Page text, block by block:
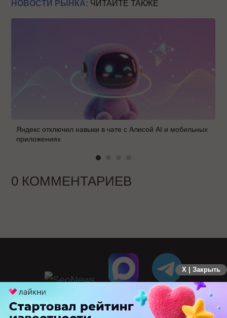
НОВОСТИ РЫНКА: ЧИТАЙТЕ ТАКЖЕ
Яндекс отключил навыки в чате с Алисой AI и мобильных
приложениях
0 КОММЕНТАРИЕВ
X | Закрыть
ПЕРЕЙТИ НА ПОЛНУЮ ВЕРСИЮ
© SEOnews.ru Все права защищены. 2026